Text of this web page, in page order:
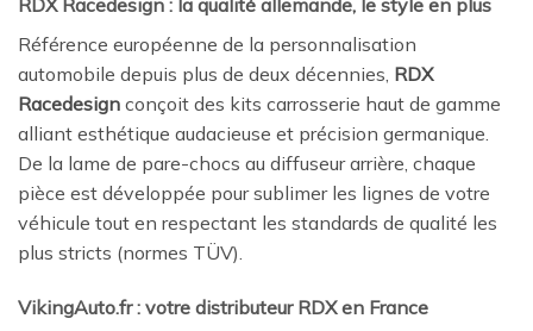
RDX Racedesign : la qualité allemande, le style en plus
Référence européenne de la personnalisation
automobile depuis plus de deux décennies, RDX
Racedesign conçoit des kits carrosserie haut de gamme
alliant esthétique audacieuse et précision germanique.
De la lame de pare-chocs au diffuseur arrière, chaque
pièce est développée pour sublimer les lignes de votre
véhicule tout en respectant les standards de qualité les
plus stricts (normes TÜV).
VikingAuto.fr : votre distributeur RDX en France